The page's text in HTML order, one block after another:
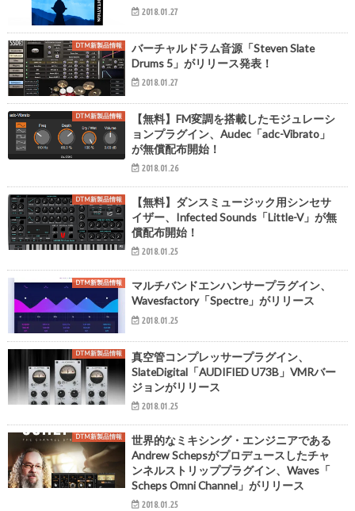
2018.01.27
DTM新製品情報
バーチャルドラム音源「Steven Slate
Drums 5」がリリース発表！
2018.01.27
DTM新製品情報
【無料】FM変調を搭載したモジュレーシ
ョンプラグイン、Audec「adc-Vibrato」
が無償配布開始！
2018.01.26
DTM新製品情報
【無料】ダンスミュージック用シンセサ
イザー、Infected Sounds「Little-V」が無
償配布開始！
2018.01.25
DTM新製品情報
マルチバンドエンハンサープラグイン、
Wavesfactory「Spectre」がリリース
2018.01.25
DTM新製品情報
真空管コンプレッサープラグイン、
SlateDigital「AUDIFIED U73B」VMRバー
ジョンがリリース
2018.01.25
DTM新製品情報
世界的なミキシング・エンジニアである
Andrew Schepsがプロデュースしたチャ
ンネルストリッププラグイン、Waves「
Scheps Omni Channel」がリリース
2018.01.25